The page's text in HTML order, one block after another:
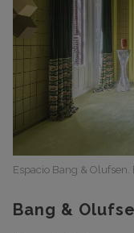
Espacio Bang &
Bang &